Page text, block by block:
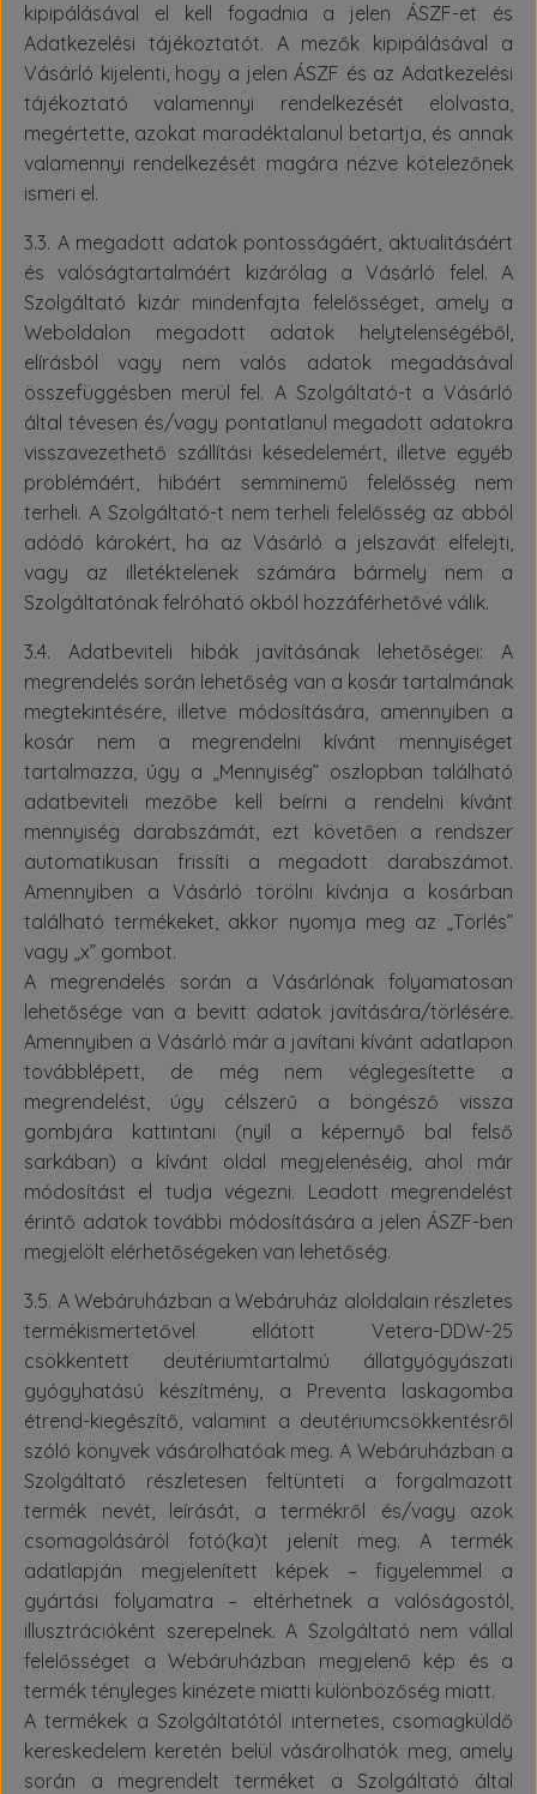
kipipálásával el kell fogadnia a jelen ÁSZF-et és
Adatkezelési tájékoztatót. A mezők kipipálásával a
Vásárló kijelenti, hogy a jelen ÁSZF és az Adatkezelési
tájékoztató valamennyi rendelkezését elolvasta,
megértette, azokat maradéktalanul betartja, és annak
valamennyi rendelkezését magára nézve kötelezőnek
ismeri el.
3.3. A megadott adatok pontosságáért, aktualitásáért
és valóságtartalmáért kizárólag a Vásárló felel. A
Szolgáltató kizár mindenfajta felelősséget, amely a
Weboldalon megadott adatok helytelenségéből,
elírásból vagy nem valós adatok megadásával
összefüggésben merül fel. A Szolgáltató-t a Vásárló
által tévesen és/vagy pontatlanul megadott adatokra
visszavezethető szállítási késedelemért, illetve egyéb
problémáért, hibáért semminemű felelősség nem
terheli. A Szolgáltató-t nem terheli felelősség az abból
adódó károkért, ha az Vásárló a jelszavát elfelejti,
vagy az illetéktelenek számára bármely nem a
Szolgáltatónak felróható okból hozzáférhetővé válik.
3.4. Adatbeviteli hibák javításának lehetőségei: A
megrendelés során lehetőség van a kosár tartalmának
megtekintésére, illetve módosítására, amennyiben a
kosár nem a megrendelni kívánt mennyiséget
tartalmazza, úgy a „Mennyiség” oszlopban található
adatbeviteli mezőbe kell beírni a rendelni kívánt
mennyiség darabszámát, ezt követően a rendszer
automatikusan frissíti a megadott darabszámot.
Amennyiben a Vásárló törölni kívánja a kosárban
található termékeket, akkor nyomja meg az „Törlés”
vagy „x” gombot.
A megrendelés során a Vásárlónak folyamatosan
lehetősége van a bevitt adatok javítására/törlésére.
Amennyiben a Vásárló már a javítani kívánt adatlapon
továbblépett, de még nem véglegesítette a
megrendelést, úgy célszerű a böngésző vissza
gombjára kattintani (nyíl a képernyő bal felső
sarkában) a kívánt oldal megjelenéséig, ahol már
módosítást el tudja végezni. Leadott megrendelést
érintő adatok további módosítására a jelen ÁSZF-ben
megjelölt elérhetőségeken van lehetőség.
3.5. A Webáruházban a Webáruház aloldalain részletes
termékismertetővel ellátott Vetera-DDW-25
csökkentett deutériumtartalmú állatgyógyászati
gyógyhatású készítmény, a Preventa laskagomba
étrend-kiegészítő, valamint a deutériumcsökkentésről
szóló könyvek vásárolhatóak meg. A Webáruházban a
Szolgáltató részletesen feltünteti a forgalmazott
termék nevét, leírását, a termékről és/vagy azok
csomagolásáról fotó(ka)t jelenít meg. A termék
adatlapján megjelenített képek – figyelemmel a
gyártási folyamatra – eltérhetnek a valóságostól,
illusztrációként szerepelnek. A Szolgáltató nem vállal
felelősséget a Webáruházban megjelenő kép és a
termék tényleges kinézete miatti különbözőség miatt.
A termékek a Szolgáltatótól internetes, csomagküldő
kereskedelem keretén belül vásárolhatók meg, amely
során a megrendelt terméket a Szolgáltató által